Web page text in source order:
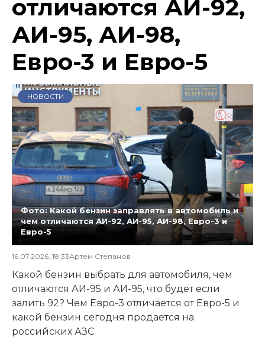
отличаются АИ-92,
АИ-95, АИ-98,
Евро-3 и Евро-5
НОВОСТИ
Фото: Какой бензин заправлять в автомобиль и
чем отличаются АИ-92, АИ-95, АИ-98, Евро-3 и
Евро-5
16.07.2026, 18:33Артем Степанов
Какой бензин выбрать для автомобиля, чем
отличаются АИ-95 и АИ-95, что будет если
залить 92? Чем Евро-3 отличается от Евро-5 и
какой бензин сегодня продается на
российских АЗС.